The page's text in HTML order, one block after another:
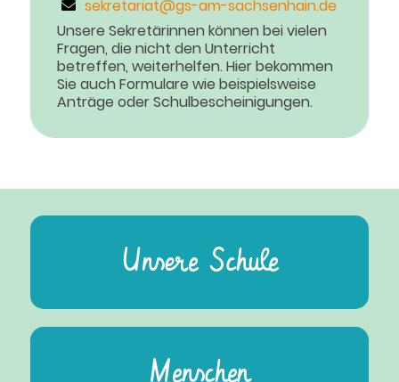
sekretariat@gs-am-sachsenhain.de
Unsere Sekretärinnen können bei vielen
Fragen, die nicht den Unterricht
betreffen, weiterhelfen. Hier bekommen
Sie auch Formulare wie beispielsweise
Anträge oder Schulbescheinigungen.
Unsere Schule
Menschen